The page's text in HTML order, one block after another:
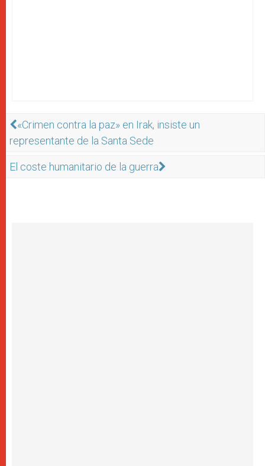
«Crimen contra la paz» en Irak, insiste un
representante de la Santa Sede
El coste humanitario de la guerra